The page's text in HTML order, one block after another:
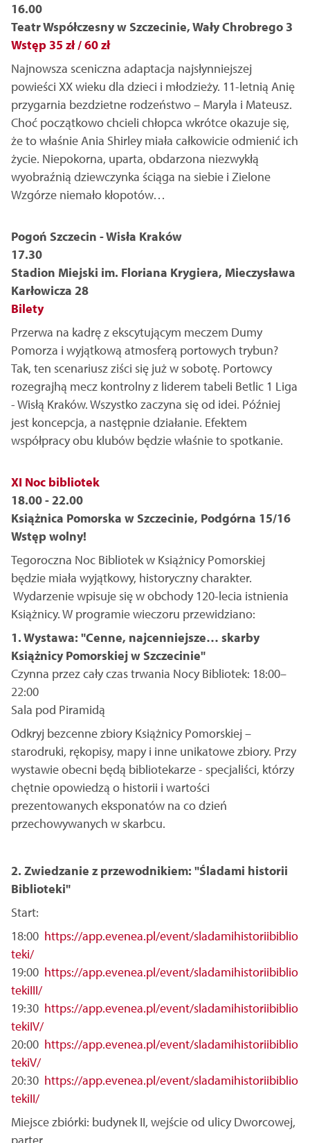
16.00
Teatr Współczesny w Szczecinie, Wały Chrobrego 3
Wstęp 35 zł / 60 zł
Najnowsza sceniczna adaptacja najsłynniejszej
powieści XX wieku dla dzieci i młodzieży. 11-letnią Anię
przygarnia bezdzietne rodzeństwo – Maryla i Mateusz.
Choć początkowo chcieli chłopca wkrótce okazuje się,
że to właśnie Ania Shirley miała całkowicie odmienić ich
życie. Niepokorna, uparta, obdarzona niezwykłą
wyobraźnią dziewczynka ściąga na siebie i Zielone
Wzgórze niemało kłopotów…
Pogoń Szczecin - Wisła Kraków
17.30
Stadion Miejski im. Floriana Krygiera, Mieczysława
Karłowicza 28
Bilety
Przerwa na kadrę z ekscytującym meczem Dumy
Pomorza i wyjątkową atmosferą portowych trybun?
Tak, ten scenariusz ziści się już w sobotę. Portowcy
rozegrajhą mecz kontrolny z liderem tabeli Betlic 1 Liga
- Wisłą Kraków. Wszystko zaczyna się od idei. Później
jest koncepcja, a następnie działanie. Efektem
współpracy obu klubów będzie właśnie to spotkanie.
XI Noc bibliotek
18.00 - 22.00
Książnica Pomorska w Szczecinie, Podgórna 15/16
Wstęp wolny!
Tegoroczna Noc Bibliotek w Książnicy Pomorskiej
będzie miała wyjątkowy, historyczny charakter.
Wydarzenie wpisuje się w obchody 120-lecia istnienia
Książnicy. W programie wieczoru przewidziano:
1. Wystawa: "Cenne, najcenniejsze… skarby
Książnicy Pomorskiej w Szczecinie"
Czynna przez cały czas trwania Nocy Bibliotek: 18:00–
22:00
Sala pod Piramidą
Odkryj bezcenne zbiory Książnicy Pomorskiej –
starodruki, rękopisy, mapy i inne unikatowe zbiory. Przy
wystawie obecni będą bibliotekarze - specjaliści, którzy
chętnie opowiedzą o historii i wartości
prezentowanych eksponatów na co dzień
przechowywanych w skarbcu.
2. Zwiedzanie z przewodnikiem: "Śladami historii
Biblioteki"
Start:
18:00 https://app.evenea.pl/event/sladamihistoriibiblio
teki/
19:00 https://app.evenea.pl/event/sladamihistoriibiblio
tekiIII/
19:30 https://app.evenea.pl/event/sladamihistoriibiblio
tekiIV/
20:00 https://app.evenea.pl/event/sladamihistoriibiblio
tekiV/
20:30 https://app.evenea.pl/event/sladamihistoriibiblio
tekiII/
Miejsce zbiórki: budynek II, wejście od ulicy Dworcowej,